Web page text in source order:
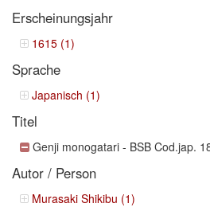
Erscheinungsjahr
1615 (1)
Sprache
Japanisch (1)
Titel
Genji monogatari - BSB Cod.jap.
Autor / Person
Murasaki Shikibu (1)